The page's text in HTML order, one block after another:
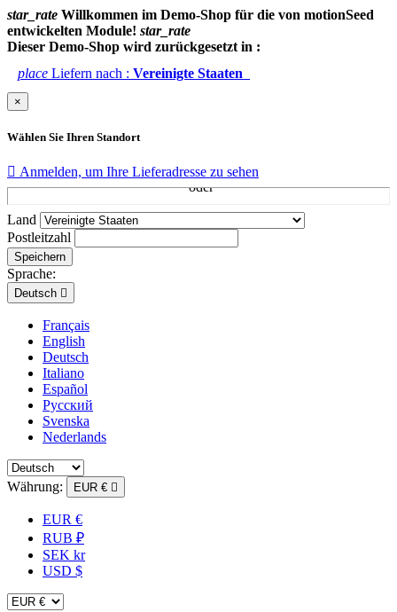
star_rate Willkommen im Demo-Shop für die von motionSeed
entwickelten Module! star_rate
Dieser Demo-Shop wird zurückgesetzt in :
place Liefern nach : Vereinigte Staaten
×
Wählen Sie Ihren Standort
 Anmelden, um Ihre Lieferadresse zu sehen
Land
Postleitzahl
Speichern
Sprache:
Deutsch 
Français
English
Deutsch
Italiano
Español
Русский
Svenska
Nederlands
Währung: EUR € 
EUR €
RUB ₽
SEK kr
USD $